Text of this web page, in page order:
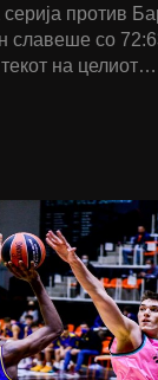
против
славеше со
на целиот…